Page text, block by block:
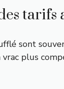
tarifs
sont
plus